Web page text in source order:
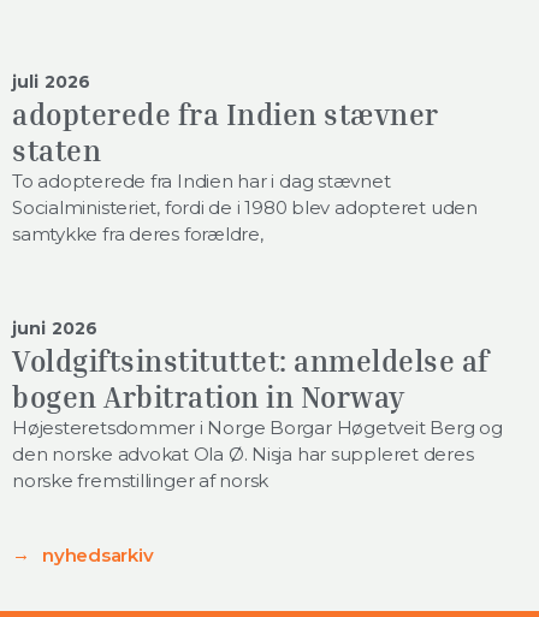
juli 2026
adopterede fra Indien stævner
staten
To adopterede fra Indien har i dag stævnet
Socialministeriet, fordi de i 1980 blev adopteret uden
samtykke fra deres forældre,
juni 2026
Voldgiftsinstituttet: anmeldelse af
bogen Arbitration in Norway
Højesteretsdommer i Norge Borgar Høgetveit Berg og
den norske advokat Ola Ø. Nisja har suppleret deres
norske fremstillinger af norsk
nyhedsarkiv